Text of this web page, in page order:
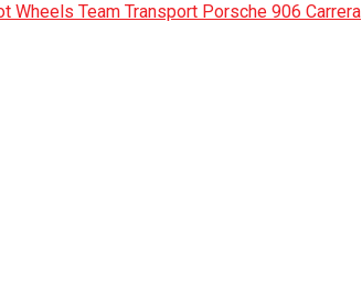
Wheels Team Transport Porsche 906 Carrera